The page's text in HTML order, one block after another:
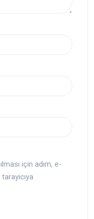
için adım, e-